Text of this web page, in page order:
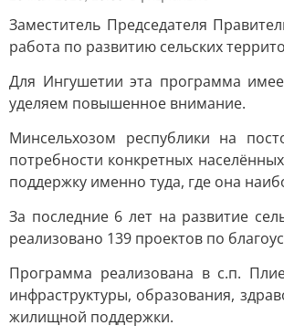
Заместитель Председателя
работа по развитию сельских
Для Ингушетии эта программа
уделяем повышенное внимание.
Минсельхозом республики на
потребности конкретных
поддержку именно туда, где она
За последние 6 лет на развитие
реализовано 139 проектов по
Программа реализована в с.п.
инфраструктуры, образования,
жилищной поддержки.